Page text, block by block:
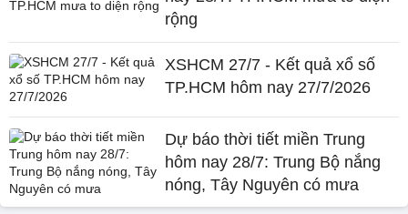
rộng
XSHCM 27/7 - Kết quả xổ số
TP.HCM hôm nay 27/7/2026
Dự báo thời tiết miền Trung
hôm nay 28/7: Trung Bộ nắng
nóng, Tây Nguyên có mưa